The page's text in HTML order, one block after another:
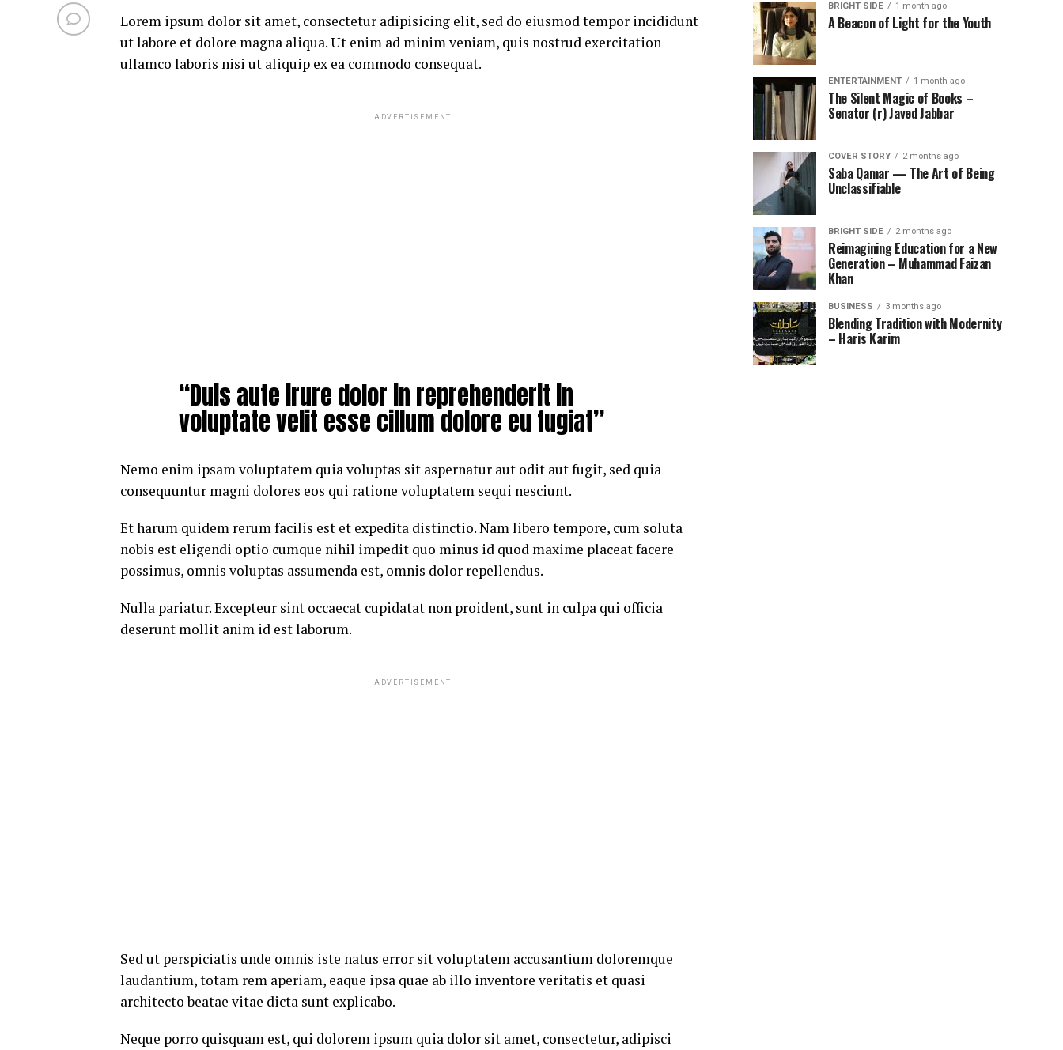
Lorem ipsum dolor sit amet, consectetur adipisicing elit, sed do eiusmod tempor incididunt
ut labore et dolore magna aliqua. Ut enim ad minim veniam, quis nostrud exercitation
ullamco laboris nisi ut aliquip ex ea commodo consequat.
ADVERTISEMENT
“Duis aute irure dolor in reprehenderit in
voluptate velit esse cillum dolore eu fugiat”
Nemo enim ipsam voluptatem quia voluptas sit aspernatur aut odit aut fugit, sed quia
consequuntur magni dolores eos qui ratione voluptatem sequi nesciunt.
Et harum quidem rerum facilis est et expedita distinctio. Nam libero tempore, cum soluta
nobis est eligendi optio cumque nihil impedit quo minus id quod maxime placeat facere
possimus, omnis voluptas assumenda est, omnis dolor repellendus.
Nulla pariatur. Excepteur sint occaecat cupidatat non proident, sunt in culpa qui officia
deserunt mollit anim id est laborum.
ADVERTISEMENT
Sed ut perspiciatis unde omnis iste natus error sit voluptatem accusantium doloremque
laudantium, totam rem aperiam, eaque ipsa quae ab illo inventore veritatis et quasi
architecto beatae vitae dicta sunt explicabo.
Neque porro quisquam est, qui dolorem ipsum quia dolor sit amet, consectetur, adipisci
BRIGHT SIDE 1 month ago
A Beacon of Light for the Youth
ENTERTAINMENT 1 month ago
The Silent Magic of Books –
Senator (r) Javed Jabbar
COVER STORY 2 months ago
Saba Qamar — The Art of Being
Unclassifiable
BRIGHT SIDE 2 months ago
Reimagining Education for a New
Generation – Muhammad Faizan
Khan
BUSINESS 3 months ago
Blending Tradition with Modernity
– Haris Karim